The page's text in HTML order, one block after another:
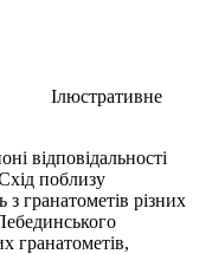
Ілюстративне
відповідальності
поблизу
гранатометів різних
гранатометів,